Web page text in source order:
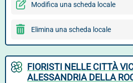
Modifica una scheda locale
Elimina una scheda locale
FIORISTI NELLE CITTÀ
ALESSANDRIA DELLA